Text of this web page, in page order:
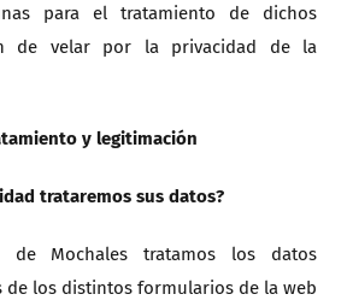
para el tratamiento de dichos
de velar por la privacidad de la
y legitimación
trataremos sus datos?
de Mochales tratamos los datos
de los distintos formularios de la web